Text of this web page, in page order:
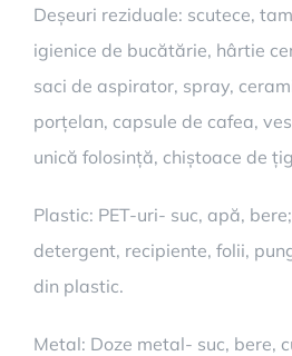
Deșeuri reziduale: scutece,
igienice de bucătărie, hârtie
saci de aspirator, spray,
porțelan, capsule de cafea,
unică folosință, chiștoace de
Plastic: PET-uri- suc, apă,
detergent, recipiente, folii,
din plastic.
Metal: Doze metal- suc, bere,